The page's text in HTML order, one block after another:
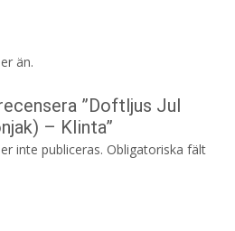
än.
”Doftljus Jul
– Klinta”
inte publiceras. Obligatoriska fält